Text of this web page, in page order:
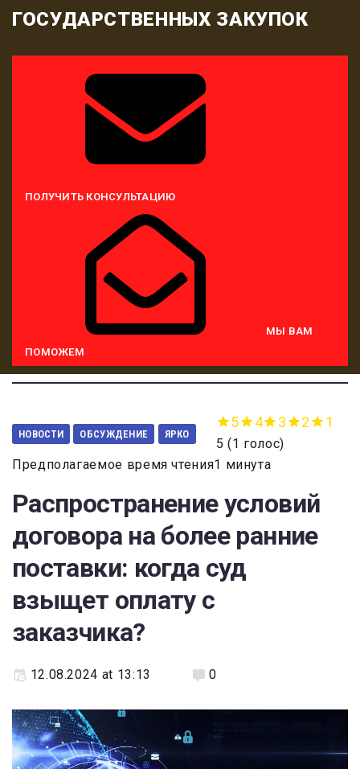
ГОСУДАРСТВЕННЫХ ЗАКУПОК
ПОЛУЧИТЬ КОНСУЛЬТАЦИЮ
МЫ ВАМ
ПОМОЖЕМ
НОВОСТИ ОБСУЖДЕНИЕ ЯРКО
5 4 3 2 1
5 (1 голос)
Предполагаемое время чтения1 минута
Распространение условий
договора на более ранние
поставки: когда суд
взыщет оплату с
заказчика?
12.08.2024 at 13:13 0